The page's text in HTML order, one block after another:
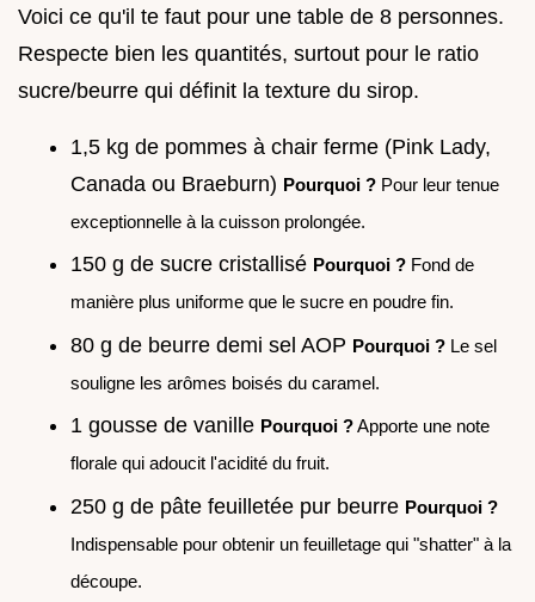
Voici ce qu'il te faut pour une table de 8 personnes.
Respecte bien les quantités, surtout pour le ratio
sucre/beurre qui définit la texture du sirop.
1,5 kg de pommes à chair ferme (Pink Lady,
Canada ou Braeburn) Pourquoi ? Pour leur tenue
exceptionnelle à la cuisson prolongée.
150 g de sucre cristallisé Pourquoi ? Fond de
manière plus uniforme que le sucre en poudre fin.
80 g de beurre demi sel AOP Pourquoi ? Le sel
souligne les arômes boisés du caramel.
1 gousse de vanille Pourquoi ?Apporte une note
florale qui adoucit l'acidité du fruit.
250 g de pâte feuilletée pur beurre Pourquoi ?
Indispensable pour obtenir un feuilletage qui "shatter" à la
découpe.